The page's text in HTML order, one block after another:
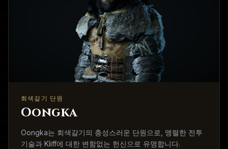
회색갈기 단원
Oongka
Oongka는 회색갈기의 충성스러운 단원으로, 맹렬한 전투
기술과 Kliff에 대한 변함없는 헌신으로 유명합니다.